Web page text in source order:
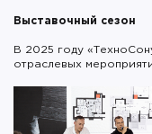
Выставочный сезон
В 2025 году
отраслевых